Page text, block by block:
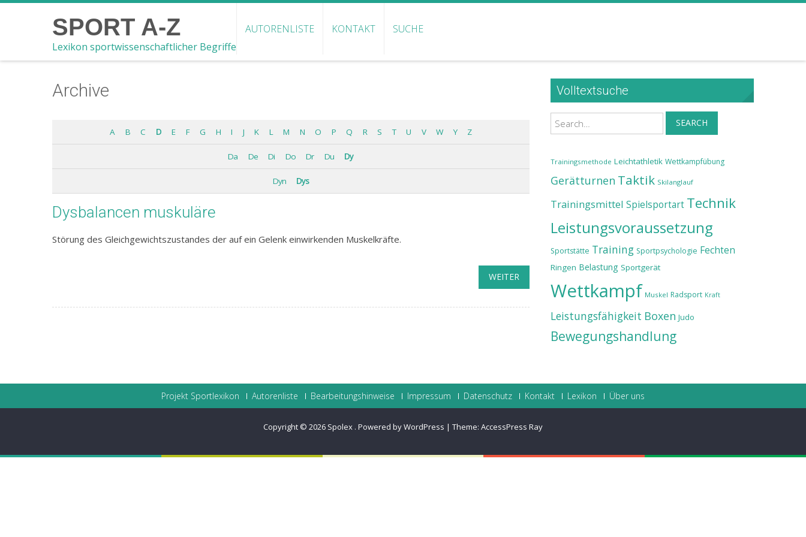
SPORT A-Z
Lexikon sportwissenschaftlicher Begriffe
AUTORENLISTE KONTAKT SUCHE
Archive
A B C D E F G H I J K L M N O P Q R S T U V W Y Z
Da De Di Do Dr Du Dy
Dyn Dys
Dysbalancen muskuläre
Störung des Gleichgewichtszustandes der auf ein Gelenk einwirkenden Muskelkräfte.
WEITER
Volltextsuche
Search SEARCH
Trainingsmethode Leichtathletik Wettkampfübung
Gerätturnen Taktik Skilanglauf
Trainingsmittel Spielsportart Technik
Leistungsvoraussetzung
Sportstätte Training Sportpsychologie Fechten
Ringen Belastung Sportgerät
Wettkampf Muskel Radsport Kraft
Leistungsfähigkeit Boxen Judo
Bewegungshandlung
Projekt Sportlexikon Autorenliste Bearbeitungshinweise Impressum Datenschutz Kontakt Lexikon Über uns
Copyright © 2026 Spolex . Powered by WordPress | Theme: AccessPress Ray